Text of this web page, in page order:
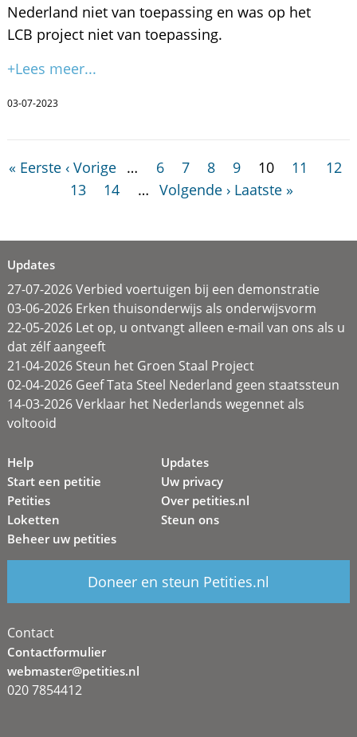
Nederland niet van toepassing en was op het
LCB project niet van toepassing.
+Lees meer...
03-07-2023
« Eerste ‹ Vorige … 6 7 8 9 10 11
12
13
14 … Volgende › Laatste »
Updates
27-07-2026 Verbied voertuigen bij een demonstratie
03-06-2026 Erken thuisonderwijs als onderwijsvorm
22-05-2026 Let op, u ontvangt alleen e-mail van ons als u
dat zélf aangeeft
21-04-2026 Steun het Groen Staal Project
02-04-2026 Geef Tata Steel Nederland geen staatssteun
14-03-2026 Verklaar het Nederlands wegennet als
voltooid
Help
Start een petitie
Petities
Loketten
Beheer uw petities
Updates
Uw privacy
Over petities.nl
Steun ons
Doneer en steun Petities.nl
Contact
Contactformulier
webmaster@petities.nl
020 7854412